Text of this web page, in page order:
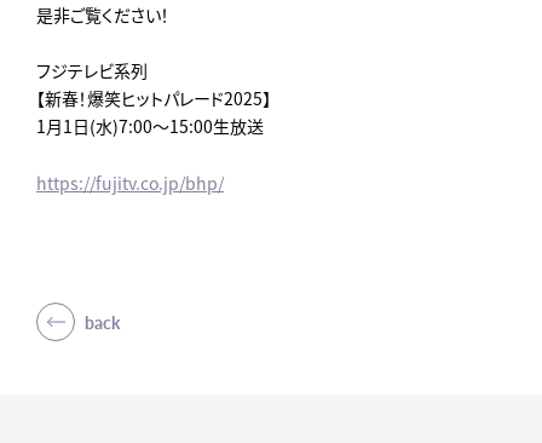
是非ご覧ください！
フジテレビ系列
【新春！爆笑ヒットパレード2025】
1月1日(水)7:00～15:00生放送
https://fujitv.co.jp/bhp/
back